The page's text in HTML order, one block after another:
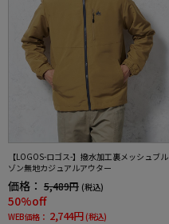
【LOGOS-ロゴス-】撥水加工裏メッシュブル
ゾン無地カジュアルアウター
価格： 5,489円 (税込)
50%off
WEB価格： 2,744円 (税込)